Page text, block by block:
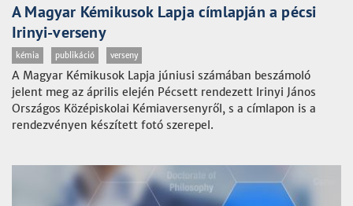
A Magyar Kémikusok Lapja címlapján a pécsi
Irinyi-verseny
kémia publikáció verseny
A Magyar Kémikusok Lapja júniusi számában beszámoló
jelent meg az április elején Pécsett rendezett Irinyi János
Országos Középiskolai Kémiaversenyről, s a címlapon is a
rendezvényen készített fotó szerepel.